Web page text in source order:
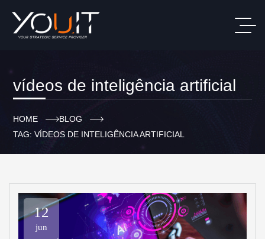
vídeos de inteligência artificial
HOME
BLOG
TAG: VÍDEOS DE INTELIGÊNCIA ARTIFICIAL
12
jun